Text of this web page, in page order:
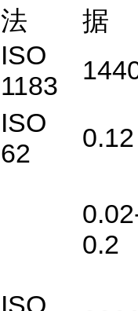
法
据
ISO
1183
ISO
62
0.12
0.2
ISO